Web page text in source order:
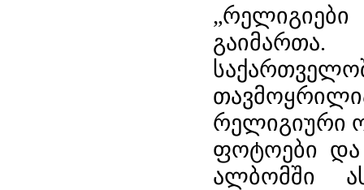
რელიგიური
ფოტოები
ალბომში